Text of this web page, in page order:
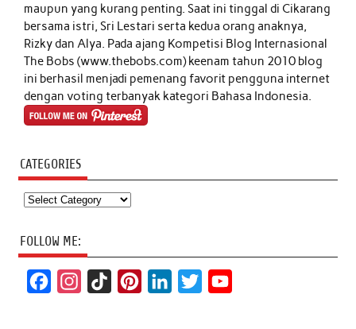
maupun yang kurang penting. Saat ini tinggal di Cikarang
bersama istri, Sri Lestari serta kedua orang anaknya,
Rizky dan Alya. Pada ajang Kompetisi Blog Internasional
The Bobs (www.thebobs.com) keenam tahun 2010 blog
ini berhasil menjadi pemenang favorit pengguna internet
dengan voting terbanyak kategori Bahasa Indonesia.
CATEGORIES
Categories
FOLLOW ME: